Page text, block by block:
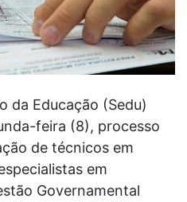
da Educação (Sedu)
feira (8), processo
de técnicos em
em
Governamental